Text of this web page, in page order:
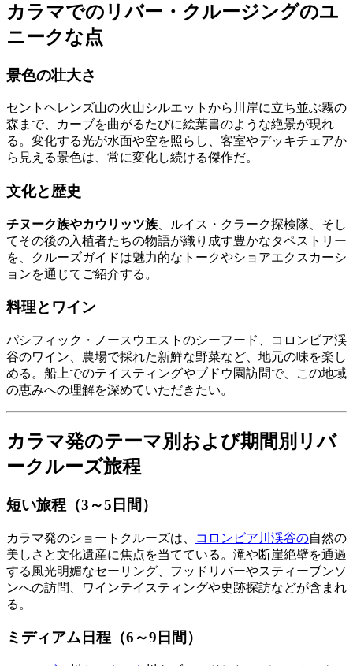
カラマでのリバー・クルージングのユ
ニークな点
景色の壮大さ
セントヘレンズ山の火山シルエットから川岸に立ち並ぶ霧の
森まで、カーブを曲がるたびに絵葉書のような絶景が現れ
る。変化する光が水面や空を照らし、客室やデッキチェアか
ら見える景色は、常に変化し続ける傑作だ。
文化と歴史
チヌーク族やカウリッツ族 、ルイス・クラーク探検隊、そし
てその後の入植者たちの物語が織り成す豊かなタペストリー
を、クルーズガイドは魅力的なトークやショアエクスカーシ
ョンを通じてご紹介する。
料理とワイン
パシフィック・ノースウエストのシーフード、コロンビア渓
谷のワイン、農場で採れた新鮮な野菜など、地元の味を楽し
める。船上でのテイスティングやブドウ園訪問で、この地域
の恵みへの理解を深めていただきたい。
カラマ発のテーマ別および期間別リバ
ークルーズ旅程
短い旅程（3～5日間）
カラマ発のショートクルーズは、 コロンビア川渓谷の自然の
美しさと文化遺産に焦点を当てている。滝や断崖絶壁を通過
する風光明媚なセーリング、フッドリバーやスティーブンソ
ンへの訪問、ワインテイスティングや史跡探訪などが含まれ
る。
ミディアム日程（6～9日間）